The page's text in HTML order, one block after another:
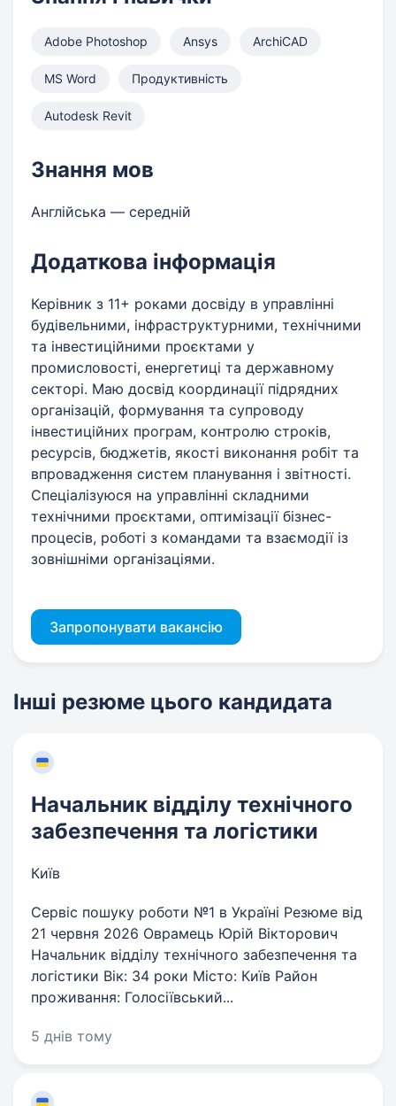
Adobe Photoshop Ansys ArchiCAD
MS Word Продуктивність
Autodesk Revit
Знання мов
Англійська — середній
Додаткова інформація
Керівник з 11+ роками досвіду в управлінні
будівельними, інфраструктурними, технічними
та інвестиційними проєктами у
промисловості, енергетиці та державному
секторі. Маю досвід координації підрядних
організацій, формування та супроводу
інвестиційних програм, контролю строків,
ресурсів, бюджетів, якості виконання робіт та
впровадження систем планування і звітності.
Спеціалізуюся на управлінні складними
технічними проєктами, оптимізації бізнес-
процесів, роботі з командами та взаємодії із
зовнішніми організаціями.
Запропонувати вакансію
Інші резюме цього кандидата
Начальник відділу технічного
забезпечення та логістики
Київ
Сервіс пошуку роботи №1 в Україні Резюме від
21 червня 2026 Оврамець Юрій Вікторович
Начальник відділу технічного забезпечення та
логістики Вік: 34 роки Місто: Київ Район
проживання: Голосіївський...
5 днів тому